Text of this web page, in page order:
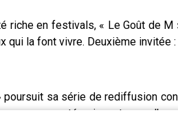
riche en festivals, « Le Goût de
qui la font vivre. Deuxième invitée :
poursuit sa série de rediffusion